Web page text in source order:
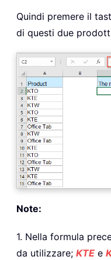
Quindi premere il
di questi due
Note:
1. Nella formula
da utilizzare; KTE e